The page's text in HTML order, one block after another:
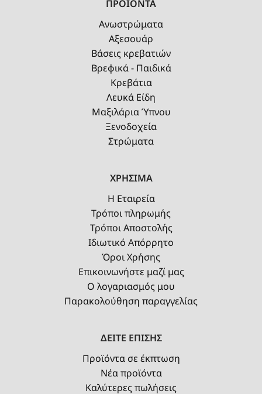
ΠΡΟΪΟΝΤΑ
Ανωστρώματα
Αξεσουάρ
Βάσεις κρεβατιών
Βρεφικά - Παιδικά
Κρεβάτια
Λευκά Είδη
Μαξιλάρια Ύπνου
Ξενοδοχεία
Στρώματα
ΧΡΗΣΙΜΑ
Η Εταιρεία
Τρόποι πληρωμής
Τρόποι Αποστολής
Ιδιωτικό Απόρρητο
Όροι Χρήσης
Επικοινωνήστε μαζί μας
Ο λογαριασμός μου
Παρακολούθηση παραγγελίας
ΔΕΙΤΕ ΕΠΙΣΗΣ
Προϊόντα σε έκπτωση
Νέα προϊόντα
Καλύτερες πωλήσεις